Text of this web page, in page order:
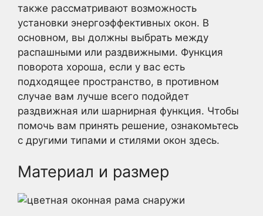
также рассматривают возможность
установки энергоэффективных окон. В
основном, вы должны выбрать между
распашными или раздвижными. Функция
поворота хороша, если у вас есть
подходящее пространство, в противном
случае вам лучше всего подойдет
раздвижная или шарнирная функция. Чтобы
помочь вам принять решение, ознакомьтесь
с другими типами и стилями окон здесь.
Материал и размер